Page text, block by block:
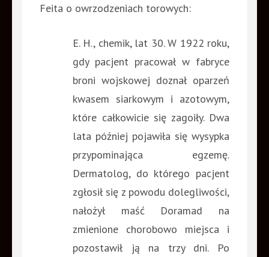
Feita o owrzodzeniach torowych:
E. H., chemik, lat 30. W 1922 roku,
gdy pacjent pracował w fabryce
broni wojskowej doznał oparzeń
kwasem siarkowym i azotowym,
które całkowicie się zagoiły. Dwa
lata później pojawiła się wysypka
przypominająca egzemę.
Dermatolog, do którego pacjent
zgłosił się z powodu dolegliwości,
nałożył maść Doramad na
zmienione chorobowo miejsca i
pozostawił ją na trzy dni. Po